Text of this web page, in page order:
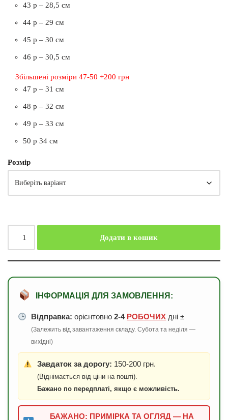
43 р – 28,5 см
44 р – 29 см
45 р – 30 см
46 р – 30,5 см
Збільшені розміри 47-50 +200 грн
47 р – 31 см
48 р – 32 см
49 р – 33 см
50 р 34 см
Розмір
Додати в кошик
ІНФОРМАЦІЯ ДЛЯ ЗАМОВЛЕННЯ:
Відправка: орієнтовно2-4 РОБОЧИХ дні ±
(Залежить від завантаження складу. Субота та неділя —
вихідні)
Завдаток за дорогу: 150-200 грн.
(Віднімається від ціни на пошті).
Бажано по передплаті, якщо є можливість.
БАЖАНО: ПРИМІРКА ТА ОГЛЯД — НА